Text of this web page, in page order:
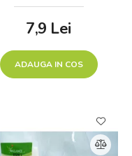
7,9 Lei
ADAUGA IN COS